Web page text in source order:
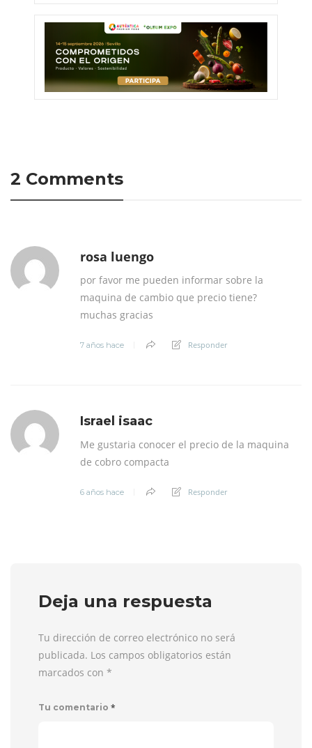
2 Comments
rosa luengo
por favor me pueden informar sobre la
maquina de cambio que precio tiene?
muchas gracias
7 años hace Responder
Israel isaac
Me gustaria conocer el precio de la maquina
de cobro compacta
6 años hace Responder
Deja una respuesta
Tu dirección de correo electrónico no será
publicada. Los campos obligatorios están
marcados con *
Tu comentario *